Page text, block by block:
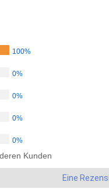
100%
0%
0%
0%
0%
Kunden
Eine